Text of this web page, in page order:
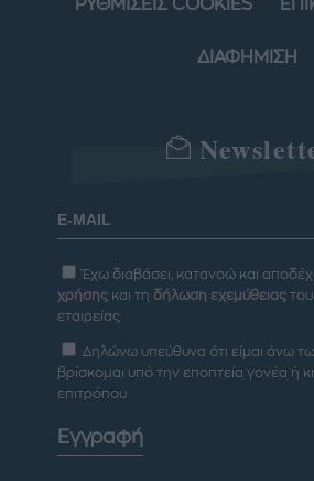
ΡΥΘΜΙΣΕΙΣ COOKIES
ΔΙΑΦΗΜΙΣΗ
Έχω διαβάσει, κατανοώ και
χρήσης και τη δήλωση εχεμύθειας
εταιρείας
Δηλώνω υπεύθυνα ότι είμαι άνω
βρίσκομαι υπό την εποπτεία γονέα ή
επιτρόπου
Εγγραφή